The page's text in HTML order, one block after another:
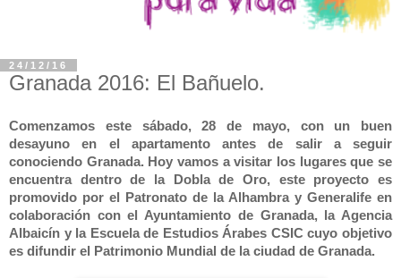
24/12/16
Granada 2016: El Bañuelo.
Comenzamos este sábado, 28 de mayo, con un buen
desayuno en el apartamento antes de salir a seguir
conociendo Granada. Hoy vamos a visitar los lugares que se
encuentra dentro de la Dobla de Oro, este proyecto es
promovido por el Patronato de la Alhambra y Generalife en
colaboración con el Ayuntamiento de Granada, la Agencia
Albaicín y la Escuela de Estudios Árabes CSIC cuyo objetivo
es difundir el Patrimonio Mundial de la ciudad de Granada.